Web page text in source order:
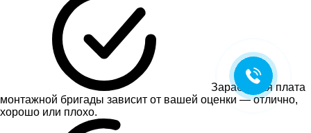
Заработная плата
монтажной бригады зависит от вашей оценки — отлично,
хорошо или плохо.